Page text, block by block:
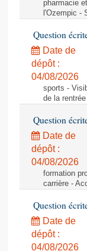
pharmacie
l'Ozempic -
Question
Date de
dépôt :
04/08/2026
sports -
de la
Question
Date de
dépôt :
04/08/2026
formation
carrière -
Question
Date de
dépôt :
04/08/2026